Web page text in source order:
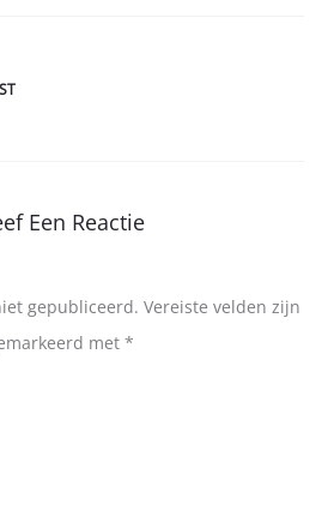
Een Reactie
gepubliceerd. Vereiste velden zijn
met *